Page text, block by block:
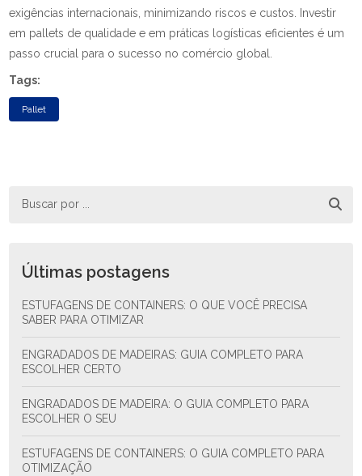
exigências internacionais, minimizando riscos e custos. Investir
em pallets de qualidade e em práticas logísticas eficientes é um
passo crucial para o sucesso no comércio global.
Tags:
Pallet
Últimas postagens
ESTUFAGENS DE CONTAINERS: O QUE VOCÊ PRECISA
SABER PARA OTIMIZAR
ENGRADADOS DE MADEIRAS: GUIA COMPLETO PARA
ESCOLHER CERTO
ENGRADADOS DE MADEIRA: O GUIA COMPLETO PARA
ESCOLHER O SEU
ESTUFAGENS DE CONTAINERS: O GUIA COMPLETO PARA
OTIMIZAÇÃO